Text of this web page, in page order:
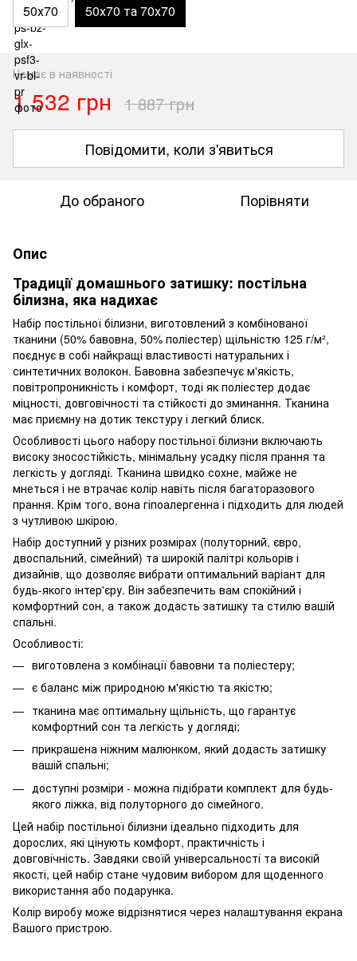
50х70 50х70 та 70х70
Немає в наявності
1 532 грн 1 887 грн
Повідомити, коли з'явиться
До обраного Порівняти
Опис
Традиції домашнього затишку: постільна
білизна, яка надихає
Набір постільної білизни, виготовлений з комбінованої
тканини (50% бавовна, 50% поліестер) щільністю 125 г/м²,
поєднує в собі найкращі властивості натуральних і
синтетичних волокон. Бавовна забезпечує м'якість,
повітропроникність і комфорт, тоді як поліестер додає
міцності, довговічності та стійкості до зминання. Тканина
має приємну на дотик текстуру і легкий блиск.
Особливості цього набору постільної білизни включають
високу зносостійкість, мінімальну усадку після прання та
легкість у догляді. Тканина швидко сохне, майже не
мнеться і не втрачає колір навіть після багаторазового
прання. Крім того, вона гіпоалергенна і підходить для людей
з чутливою шкірою.
Набір доступний у різних розмірах (полуторний, євро,
двоспальний, сімейний) та широкій палітрі кольорів і
дизайнів, що дозволяє вибрати оптимальний варіант для
будь-якого інтер'єру. Він забезпечить вам спокійний і
комфортний сон, а також додасть затишку та стилю вашій
спальні.
Особливості:
виготовлена з комбінації бавовни та поліестеру;
є баланс між природною м'якістю та якістю;
тканина має оптимальну щільність, що гарантує
комфортний сон та легкість у догляді;
прикрашена ніжним малюнком, який додасть затишку
вашій спальні;
доступні розміри - можна підібрати комплект для будь-
якого ліжка, від полуторного до сімейного.
Цей набір постільної білизни ідеально підходить для
дорослих, які цінують комфорт, практичність і
довговічність. Завдяки своїй універсальності та високій
якості, цей набір стане чудовим вибором для щоденного
використання або подарунка.
Колір виробу може відрізнятися через налаштування екрана
Вашого пристрою.